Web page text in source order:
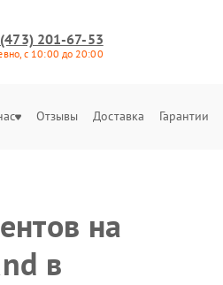
201-67-53
с 10:00 до 20:00
Отзывы Доставка Гарантии
на
в